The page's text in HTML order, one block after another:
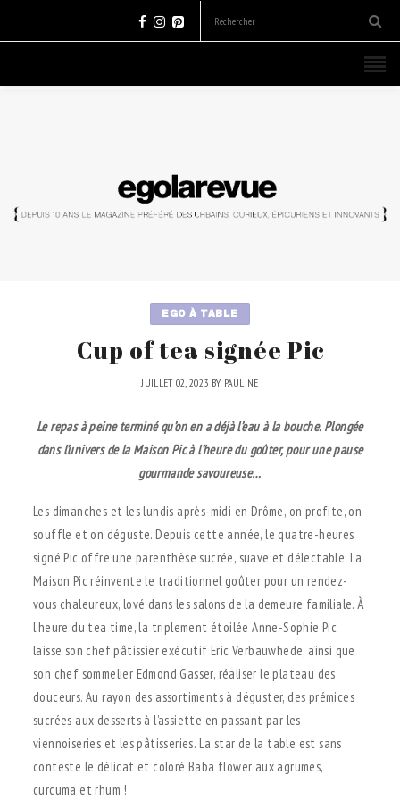
EGO À TABLE
Cup of tea signée Pic
JUILLET 02, 2023 BY PAULINE
Le repas à peine terminé qu’on en a déjà l’eau à la bouche. Plongée
dans l’univers de la Maison Pic à l’heure du goûter, pour une pause
gourmande savoureuse…
Les dimanches et les lundis après-midi en Drôme, on profite, on
souffle et on déguste. Depuis cette année, le quatre-heures
signé Pic offre une parenthèse sucrée, suave et délectable. La
Maison Pic réinvente le traditionnel goûter pour un rendez-
vous chaleureux, lové dans les salons de la demeure familiale. À
l’heure du tea time, la triplement étoilée Anne-Sophie Pic
laisse son chef pâtissier exécutif Eric Verbauwhede, ainsi que
son chef sommelier Edmond Gasser, réaliser le plateau des
douceurs. Au rayon des assortiments à déguster, des prémices
sucrées aux desserts à l’assiette en passant par les
viennoiseries et les pâtisseries. La star de la table est sans
conteste le délicat et coloré Baba flower aux agrumes,
curcuma et rhum !